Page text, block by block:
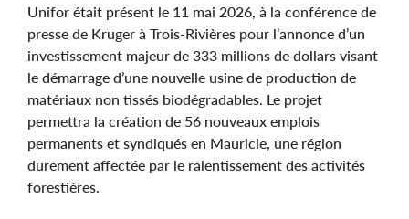
Unifor était présent le 11 mai 2026, à la conférence de
presse de Kruger à Trois-Rivières pour l’annonce d’un
investissement majeur de 333 millions de dollars visant
le démarrage d’une nouvelle usine de production de
matériaux non tissés biodégradables. Le projet
permettra la création de 56 nouveaux emplois
permanents et syndiqués en Mauricie, une région
durement affectée par le ralentissement des activités
forestières.